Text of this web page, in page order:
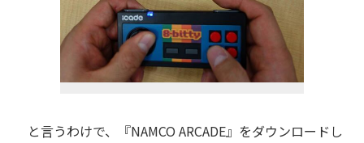
と言うわけで、『NAMCO ARCADE』をダウンロードし